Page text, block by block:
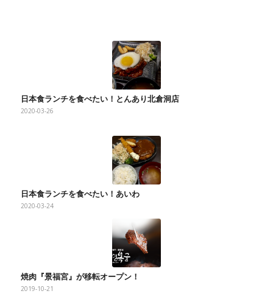
日本食ランチを食べたい！とんあり北倉洞店
2020-03-26
日本食ランチを食べたい！あいわ
2020-03-24
焼肉『景福宮』が移転オープン！
2019-10-21